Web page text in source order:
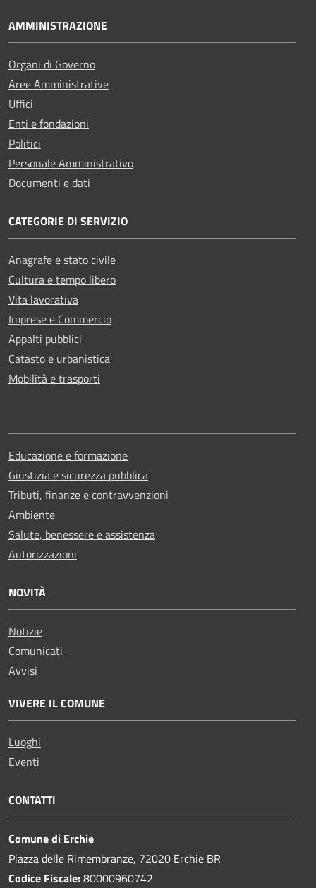
AMMINISTRAZIONE
Organi di Governo
Aree Amministrative
Uffici
Enti e fondazioni
Politici
Personale Amministrativo
Documenti e dati
CATEGORIE DI SERVIZIO
Anagrafe e stato civile
Cultura e tempo libero
Vita lavorativa
Imprese e Commercio
Appalti pubblici
Catasto e urbanistica
Mobilità e trasporti
Educazione e formazione
Giustizia e sicurezza pubblica
Tributi, finanze e contravvenzioni
Ambiente
Salute, benessere e assistenza
Autorizzazioni
NOVITÀ
Notizie
Comunicati
Avvisi
VIVERE IL COMUNE
Luoghi
Eventi
CONTATTI
Comune di Erchie
Piazza delle Rimembranze, 72020 Erchie BR
Codice Fiscale:80000960742